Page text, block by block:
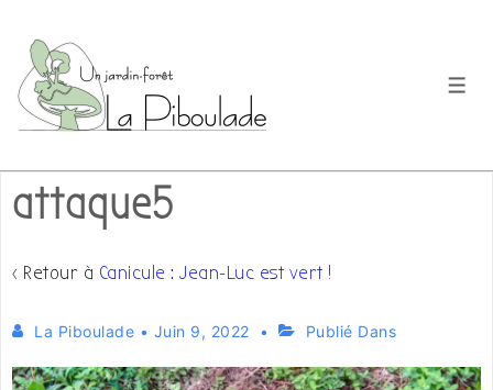
passer
contenu
principal
attaque5
‹ Retour à Canicule : Jean-Luc est vert !
La Piboulade • Juin 9, 2022 Publié Dans